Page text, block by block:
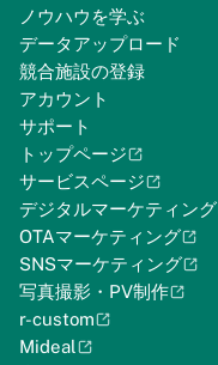
ノウハウを学ぶ
データアップロード
競合施設の登録
アカウント
サポート
トップページ
サービスページ
デジタルマーケティング
OTAマーケティング
SNSマーケティング
写真撮影・PV制作
r-custom
Mideal